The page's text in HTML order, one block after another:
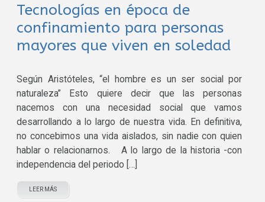
ACTIVIDADES
COMUNICACIÓN
Tecnologías en época de
confinamiento para personas
mayores que viven en soledad
Según Aristóteles, “el hombre es un ser social por
naturaleza” Esto quiere decir que las personas
nacemos con una necesidad social que vamos
desarrollando a lo largo de nuestra vida. En definitiva,
no concebimos una vida aislados, sin nadie con quien
hablar o relacionarnos. A lo largo de la historia -con
independencia del periodo […]
LEER MÁS